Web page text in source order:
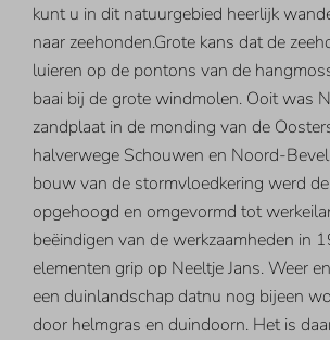
kunt u in dit natuurgebied heerlijk
naar zeehonden.Grote kans dat de
luieren op de pontons van de
baai bij de grote windmolen. Ooit was
zandplaat in de monding van de
halverwege Schouwen en Noord-
bouw van de stormvloedkering werd
opgehoogd en omgevormd tot
beëindigen van de werkzaamheden in
elementen grip op Neeltje Jans. Weer
een duinlandschap datnu nog bijeen
door helmgras en duindoorn. Het is